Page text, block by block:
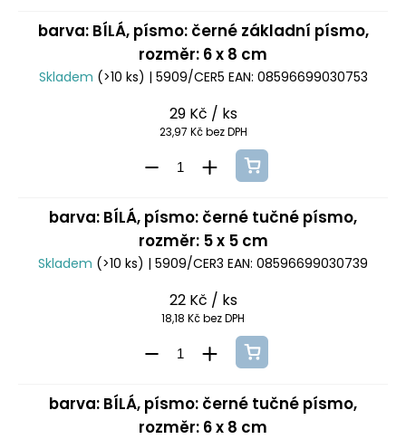
barva: BÍLÁ, písmo: černé základní písmo,
rozměr: 6 x 8 cm
Skladem (>10 ks) | 5909/CER5 EAN: 08596699030753
29 Kč / ks
23,97 Kč bez DPH
barva: BÍLÁ, písmo: černé tučné písmo,
rozměr: 5 x 5 cm
Skladem (>10 ks) | 5909/CER3 EAN: 08596699030739
22 Kč / ks
18,18 Kč bez DPH
barva: BÍLÁ, písmo: černé tučné písmo,
rozměr: 6 x 8 cm